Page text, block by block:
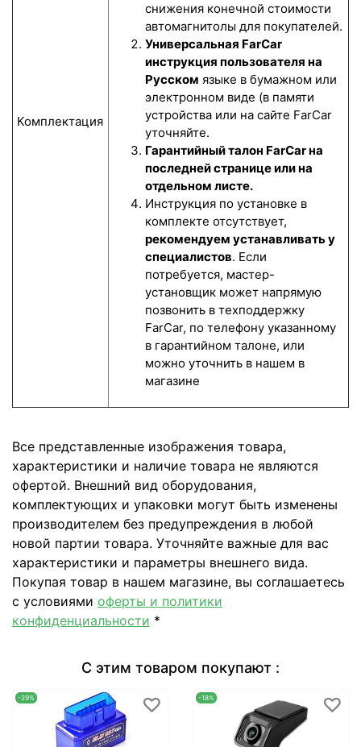
Комплектация
снижения конечной стоимости
автомагнитолы для покупателей.
Универсальная FarCar
инструкция пользователя на
Русском языке в бумажном или
электронном виде (в памяти
устройства или на сайте FarCar
уточняйте.
Гарантийный талон FarCar на
последней странице или на
отдельном листе.
Инструкция по установке в
комплекте отсутствует,
рекомендуем устанавливать у
специалистов. Если
потребуется, мастер-
установщик может напрямую
позвонить в техподдержку
FarCar, по телефону указанному
в гарантийном талоне, или
можно уточнить в нашем в
магазине
Все представленные изображения товара,
характеристики и наличие товара не являются
офертой. Внешний вид оборудования,
комплектующих и упаковки могут быть изменены
производителем без предупреждения в любой
новой партии товара. Уточняйте важные для вас
характеристики и параметры внешнего вида.
Покупая товар в нашем магазине, вы соглашаетесь
с условиями оферты и политики
конфиденциальности *
С этим товаром покупают :
-29% -18%